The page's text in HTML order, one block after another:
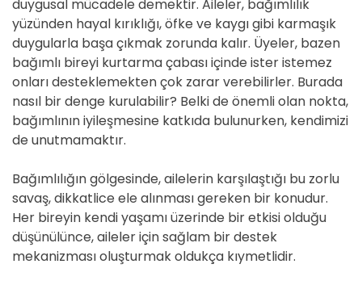
duygusal mücadele demektir. Aileler, bağımlılık
yüzünden hayal kırıklığı, öfke ve kaygı gibi karmaşık
duygularla başa çıkmak zorunda kalır. Üyeler, bazen
bağımlı bireyi kurtarma çabası içinde ister istemez
onları desteklemekten çok zarar verebilirler. Burada
nasıl bir denge kurulabilir? Belki de önemli olan nokta,
bağımlının iyileşmesine katkıda bulunurken, kendimizi
de unutmamaktır.
Bağımlılığın gölgesinde, ailelerin karşılaştığı bu zorlu
savaş, dikkatlice ele alınması gereken bir konudur.
Her bireyin kendi yaşamı üzerinde bir etkisi olduğu
düşünülünce, aileler için sağlam bir destek
mekanizması oluşturmak oldukça kıymetlidir.